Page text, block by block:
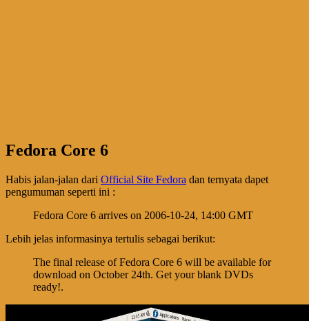
Fedora Core 6
Habis jalan-jalan dari Official Site Fedora dan ternyata dapet
pengumuman seperti ini :
Fedora Core 6 arrives on 2006-10-24, 14:00 GMT
Lebih jelas informasinya tertulis sebagai berikut:
The final release of Fedora Core 6 will be available for
download on October 24th. Get your blank DVDs
ready!.